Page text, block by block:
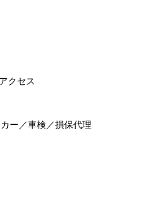
クセス
ー／車検／損保代理